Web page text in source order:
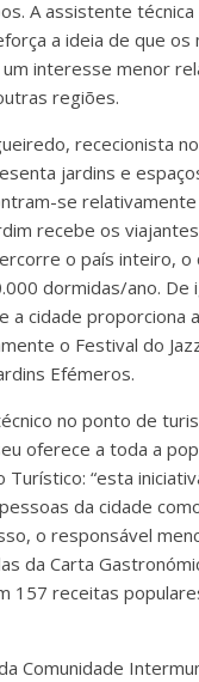
A assistente
a ideia de que os
interesse menor
regiões.
rececionista
jardins e
se
recebe os
o país inteiro, o
dormidas/ano. De
a cidade proporciona
o Festival do
Efémeros.
no ponto de
oferece a toda a
Turístico: “esta
da cidade
o responsável
da Carta
157 receitas
Comunidade